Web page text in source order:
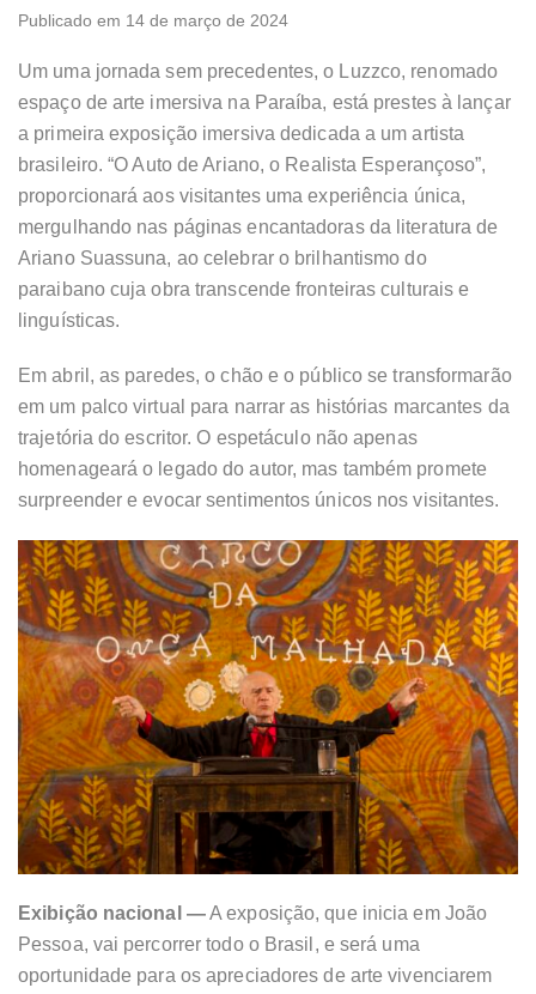
Publicado em 14 de março de 2024
Um uma jornada sem precedentes, o Luzzco, renomado
espaço de arte imersiva na Paraíba, está prestes à lançar
a primeira exposição imersiva dedicada a um artista
brasileiro. “O Auto de Ariano, o Realista Esperançoso”,
proporcionará aos visitantes uma experiência única,
mergulhando nas páginas encantadoras da literatura de
Ariano Suassuna, ao celebrar o brilhantismo do
paraibano cuja obra transcende fronteiras culturais e
linguísticas.
Em abril, as paredes, o chão e o público se transformarão
em um palco virtual para narrar as histórias marcantes da
trajetória do escritor. O espetáculo não apenas
homenageará o legado do autor, mas também promete
surpreender e evocar sentimentos únicos nos visitantes.
Exibição nacional —A exposição, que inicia em João
Pessoa, vai percorrer todo o Brasil, e será uma
oportunidade para os apreciadores de arte vivenciarem